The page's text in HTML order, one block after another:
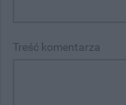
Treść komentarza